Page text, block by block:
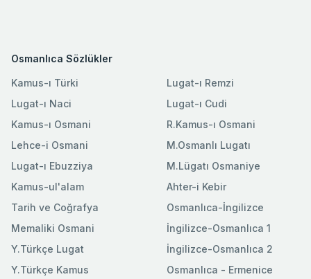
Osmanlıca Sözlükler
Kamus-ı Türki
Lugat-ı Naci
Kamus-ı Osmani
Lehce-i Osmani
Lugat-ı Ebuzziya
Lugat-ı Remzi
Lugat-ı Cudi
R.Kamus-ı Osmani
M.Osmanlı Lugatı
M.Lügatı Osmaniye
Kamus-ul'alam
Tarih ve Coğrafya
Memaliki Osmani
Y.Türkçe Lugat
Y.Türkçe Kamus
Ahter-i Kebir
Osmanlıca-İngilizce
İngilizce-Osmanlıca 1
İngilizce-Osmanlıca 2
Osmanlıca - Ermenice